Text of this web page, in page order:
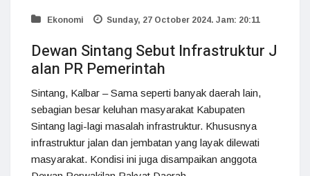
Ekonomi Sunday, 27 October 2024. Jam: 20:11
Dewan Sintang Sebut Infrastruktur J
alan PR Pemerintah
Sintang, Kalbar – Sama seperti banyak daerah lain,
sebagian besar keluhan masyarakat Kabupaten
Sintang lagi-lagi masalah infrastruktur. Khususnya
infrastruktur jalan dan jembatan yang layak dilewati
masyarakat. Kondisi ini juga disampaikan anggota